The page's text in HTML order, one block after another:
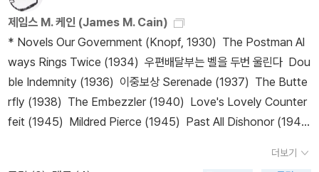
rry, Thomas. Vanishing Act (Ivy)Peters, Elizabeth. Crocodil
e on the Sandbank (Warner)Peters, Ellis. One Corpse Too
Many (Mysterious)Pronzini, Bill. Blue Lonesome (Walker)Q
ueen, Ellery. Cat of Many Tails (currently unavailable)Rend
ell, Ruth. No More Dying Then (Vintage)Rice, Craig. The W
rong Murder (International Polygonics)Rinehart, Mary Rob
erts. The Circular Staircase (Kensington)Robinson, Peter.
Blood at the Root (Avon)Rosen, Richard. Strike Three Yo
u're Dead (currently unavailable)Ross, Kate. A Broken Ves
쓸한 언덕에 자리한 호텔에 머물고 있던 은퇴한 형사 존 링글로즈는
한밤중에 어린아이의 끔찍한 비명소리에 놀라 잠에서 깬다. 천재적
범인의 예술적 살인과 이를 추적하는 늙은 형사의 숨막히는 추적. 영
국 남서부 다트무어를 무대로 펼쳐지는 이든 필포츠의 대표작. 고전
몇가지 정보국을 은퇴하여 조용한 생활을 즐기고 있던 앨런에게 협
력 요청이 들어온다. 메신저 보이처럼 작은 소포를 전해주는 임무. 그
런데 지정된 도로를 달리다가 고장난 차와 부딪쳐 차에서 내린 순간,
enneth Fearing, The Big Clock, 1946 24. Graham Greene,
The Third Man , 195025. Patricia Highsmith, Strangers on
a Train, 1950 낯선 승객 26. Jim Thompson, The Killer Inside
Me, 1952 27. Daphne du Maurier, “The Birds,” 1952 28. Ha
mmond Innes, Campbell’s Kingdom, 1952 29. Jack Finney,
The Invasion of the Body Snatchers, 1954 바디 스내처30. I
on, The Manchurian Candidate, 195932. Len Deighton, Th
스 블록과 매트 스커더 다음으로 좋아하는 로스 맥도널드의 루 아처
시리즈입니다.미넷 월터스도 좋아하는 작가입니다. 사라 파레츠키의
워쇼스키 시리즈중 최신 작품입니다.이 작품은 트릭면에서라도 꼭 보
셔야 하는 작품입니다. 스포일러 만땅 썼다가 혼난 작품입니다 ㅠ.ㅠ
아이라 레빈의 이 작품을 좋아합니다만 이 작가가 이런 작품을 다시
는 안 쓰더군요 ㅠ.ㅠ앤서니 버클리의 작품 가운데 한 작품입니다. 마
치 동서미스터리북스는 모두 읽어라 같습니다^^;;;이 작품 읽으셨던
가요? 좋습니다. 무조건...절판이라 뺐더니 다시 출판되었어요 ㅠ.
ㅠ 죠르쥬 심농의 메그레 경감 시리즈는 무조건 읽어야 하는 작품입
제임스 M. 케인 (James M. Cain)
* Novels Our Government (Knopf, 1930) The Postman Al
ways Rings Twice (1934) 우편배달부는 벨을 두번 울린다 Dou
ble Indemnity (1936) 이중보상 Serenade (1937) The Butte
rfly (1938) The Embezzler (1940) Love's Lovely Counter
feit (1945) Mildred Pierce (1945) Past All Dishonor (194
es It (1949) Jealous Woman (1950) Galatea (1953) The
더보기